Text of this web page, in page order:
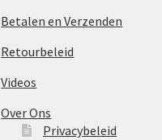
Betalen en Verzenden
Retourbeleid
Videos
Over Ons
Privacybeleid